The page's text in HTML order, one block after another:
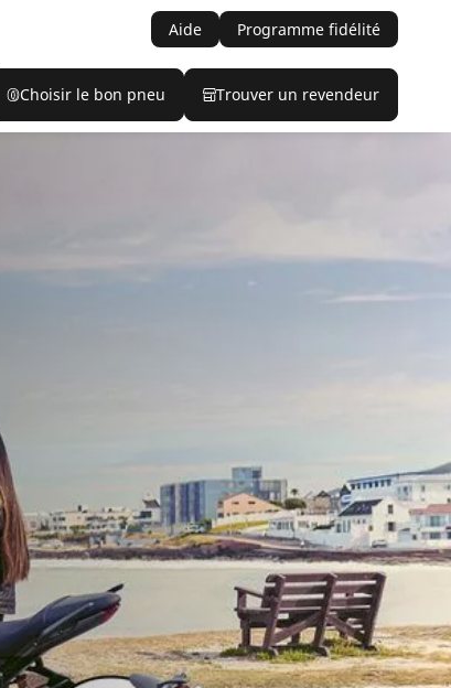
Aide Programme fidélité
Choisir le bon pneu Trouver un revendeur